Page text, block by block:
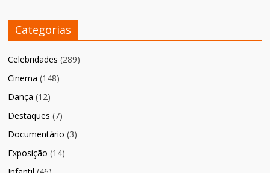
Categorias
Celebridades (289)
Cinema (148)
Dança (12)
Destaques (7)
Documentário (3)
Exposição (14)